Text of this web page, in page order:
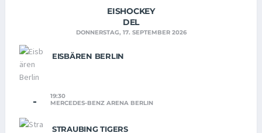
EISHOCKEY
DEL
DONNERSTAG, 17. SEPTEMBER 2026
EISBÄREN BERLIN
-
19:30
MERCEDES-BENZ ARENA BERLIN
STRAUBING TIGERS